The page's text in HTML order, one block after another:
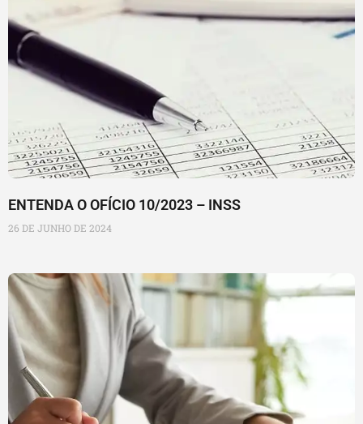
ENTENDA O OFÍCIO 10/2023 – INSS
26 DE JUNHO DE 2024